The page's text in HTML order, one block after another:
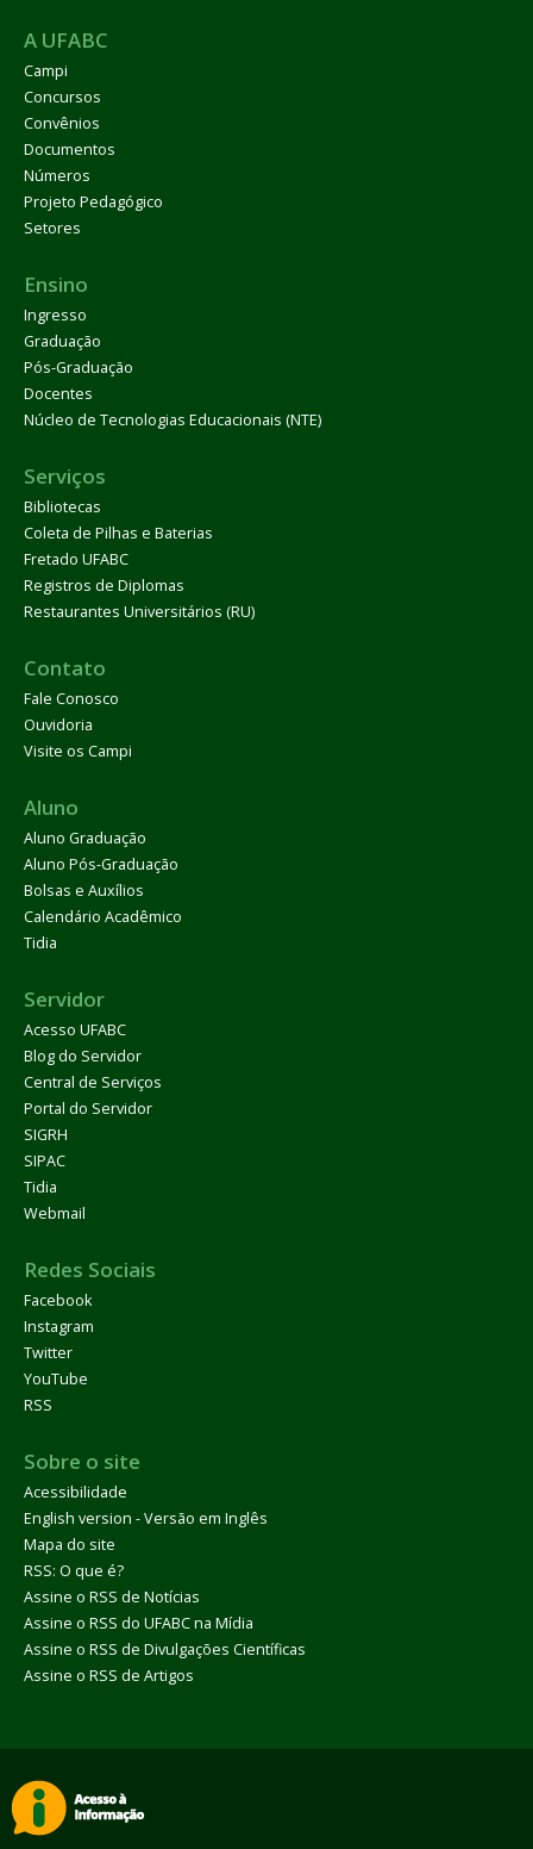
A UFABC
Campi
Concursos
Convênios
Documentos
Números
Projeto Pedagógico
Setores
Ensino
Ingresso
Graduação
Pós-Graduação
Docentes
Núcleo de Tecnologias Educacionais (NTE)
Serviços
Bibliotecas
Coleta de Pilhas e Baterias
Fretado UFABC
Registros de Diplomas
Restaurantes Universitários (RU)
Contato
Fale Conosco
Ouvidoria
Visite os Campi
Aluno
Aluno Graduação
Aluno Pós-Graduação
Bolsas e Auxílios
Calendário Acadêmico
Tidia
Servidor
Acesso UFABC
Blog do Servidor
Central de Serviços
Portal do Servidor
SIGRH
SIPAC
Tidia
Webmail
Redes Sociais
Facebook
Instagram
Twitter
YouTube
RSS
Sobre o site
Acessibilidade
English version - Versão em Inglês
Mapa do site
RSS: O que é?
Assine o RSS de Notícias
Assine o RSS do UFABC na Mídia
Assine o RSS de Divulgações Científicas
Assine o RSS de Artigos